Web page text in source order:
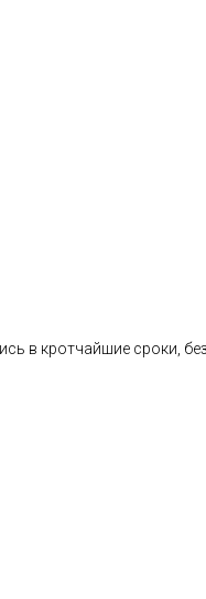
в кротчайшие сроки,